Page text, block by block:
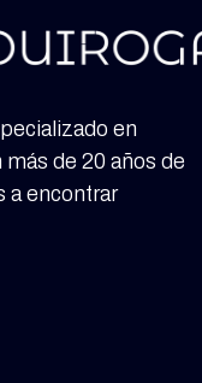
en
de 20 años de
a encontrar